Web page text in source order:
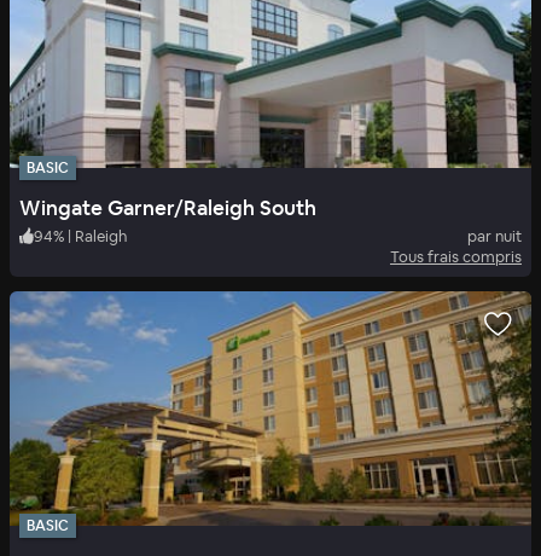
BASIC
Wingate Garner/Raleigh South
94% | Raleigh
par nuit
Tous frais compris
BASIC